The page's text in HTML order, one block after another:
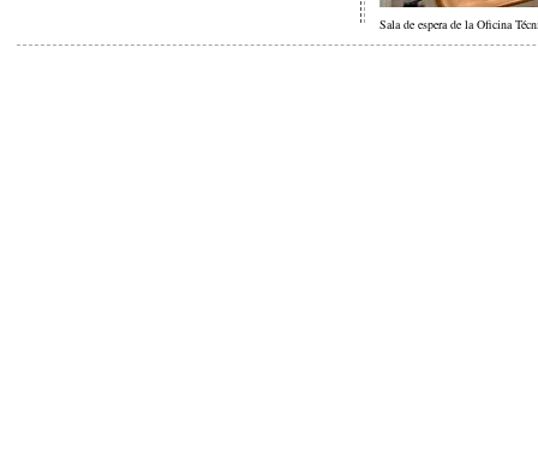
Sala de espera de la Oficina